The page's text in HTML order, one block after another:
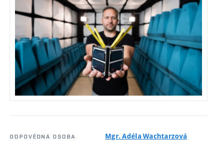
ODPOVĚDNÁ OSOBA Mgr. Adéla Wachtarzová